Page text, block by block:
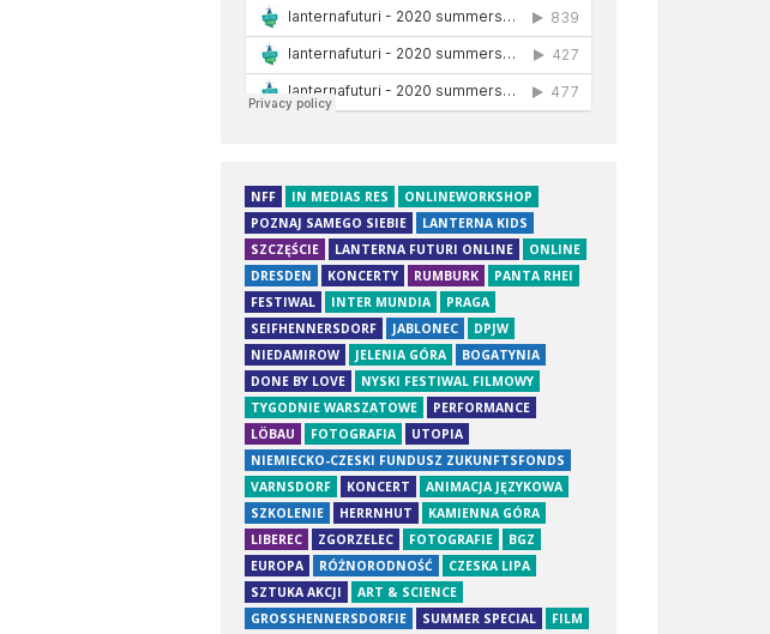
NFF IN MEDIAS RES
ONLINEWORKSHOP
POZNAJ SAMEGO SIEBIE
LANTERNA KIDS
SZCZĘŚCIE
LANTERNA FUTURI ONLINE
ONLINE
DRESDEN
KONCERTY RUMBURK
PANTA RHEI
FESTIWAL
INTER MUNDIA
PRAGA
SEIFHENNERSDORF
JABLONEC
DPJW
NIEDAMIROW
JELENIA GÓRA
BOGATYNIA
DONE BY LOVE
NYSKI FESTIWAL FILMOWY
TYGODNIE WARSZATOWE
PERFORMANCE
LÖBAU
FOTOGRAFIA
UTOPIA
NIEMIECKO-CZESKI FUNDUSZ ZUKUNFTSFONDS
VARNSDORF
KONCERT
ANIMACJA JĘZYKOWA
SZKOLENIE
HERRNHUT
KAMIENNA GÓRA
LIBEREC
ZGORZELEC FOTOGRAFIE
BGZ
EUROPA
RÓŻNORODNOŚĆ
CZESKA LIPA
SZTUKA AKCJI
ART & SCIENCE
GROSSHENNERSDORFIE
SUMMER SPECIAL FILM